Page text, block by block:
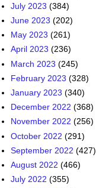
July 2023 (384)
June 2023 (202)
May 2023 (261)
April 2023 (236)
March 2023 (245)
February 2023 (328)
January 2023 (340)
December 2022 (368)
November 2022 (256)
October 2022 (291)
September 2022 (427)
August 2022 (466)
July 2022 (355)